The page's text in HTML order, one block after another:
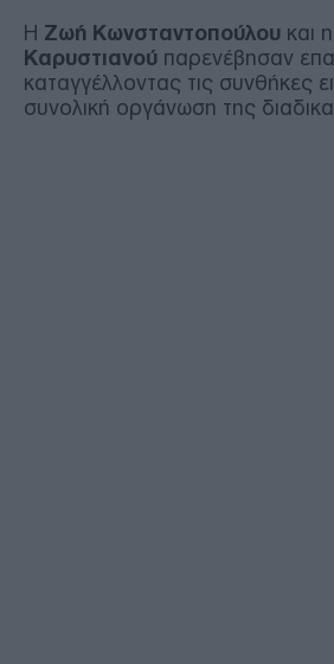
Η Ζωή Κωνσταντοπούλου και η
Καρυστιανού παρενέβησαν
καταγγέλλοντας τις συνθήκες
συνολική οργάνωση της